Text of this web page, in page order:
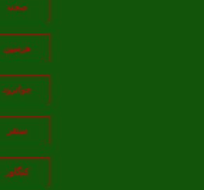
صحنه
هرسین
جوانرود
سنقر
کنگاور